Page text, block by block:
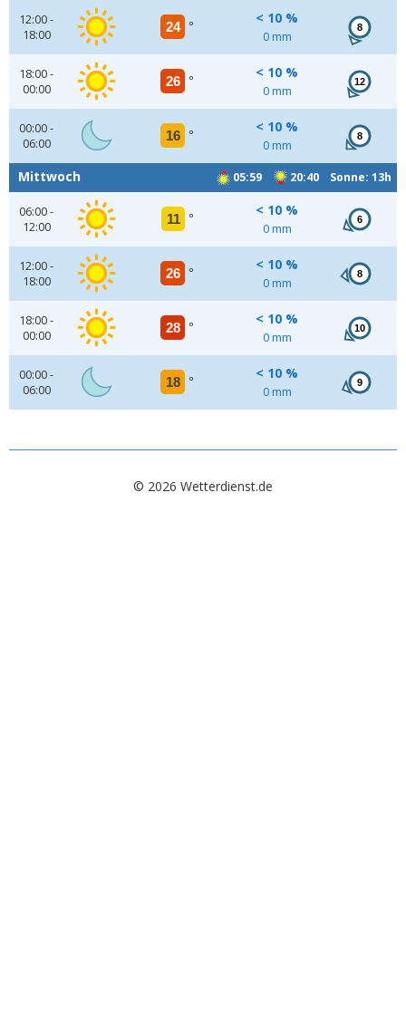
12:00 -
18:00
24 °
< 10 %
0 mm
8
18:00 -
00:00
26 °
< 10 %
0 mm
12
00:00 -
06:00
16 °
< 10 %
0 mm
8
05:59 20:40 Sonne: 13h
Mittwoch
06:00 -
12:00
11 °
< 10 %
0 mm
6
12:00 -
18:00
26 °
< 10 %
0 mm
8
18:00 -
00:00
28 °
< 10 %
0 mm
10
00:00 -
06:00
18 °
< 10 %
0 mm
9
© 2026 Wetterdienst.de